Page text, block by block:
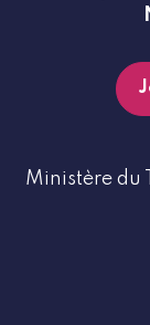
Ministère du